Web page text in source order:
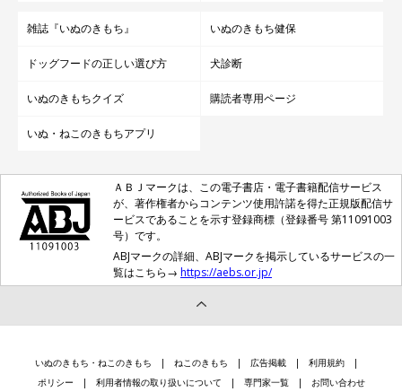
雑誌『いぬのきもち』 いぬのきもち健保
ドッグフードの正しい選び方 犬診断
いぬのきもちクイズ 購読者専用ページ
いぬ・ねこのきもちアプリ
ＡＢＪマークは、この電子書店・電子書籍配信サービス
が、著作権者からコンテンツ使用許諾を得た正規版配信サ
ービスであることを示す登録商標（登録番号 第11091003
号）です。
ABJマークの詳細、ABJマークを掲示しているサービスの一
覧はこちら→ https://aebs.or.jp/
いぬのきもち・ねこのきもち ねこのきもち 広告掲載
利用規約
ポリシー
利用者情報の取り扱いについて 専門家一覧 お問い合わせ